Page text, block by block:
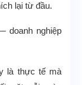
lại từ đầu.
doanh nghiệp
là thực tế mà